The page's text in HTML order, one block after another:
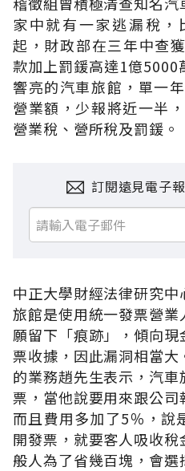
家中就有一家逃漏稅，
起，財政部在三年中查
款加上罰鍰高達1億5000
響亮的汽車旅館，單一
營業額，少報將近一半
營業稅、營所稅及罰鍰。
訂閱遠見電子
中正大學財經法律研究
旅館是使用統一發票營
願留下「痕跡」，傾向
票收據，因此漏洞相當
的業務趙先生表示，汽
票，當他說要用來跟公司
而且費用多加了5％，說
開發票，就要客人吸收
般人為了省幾百塊，會選